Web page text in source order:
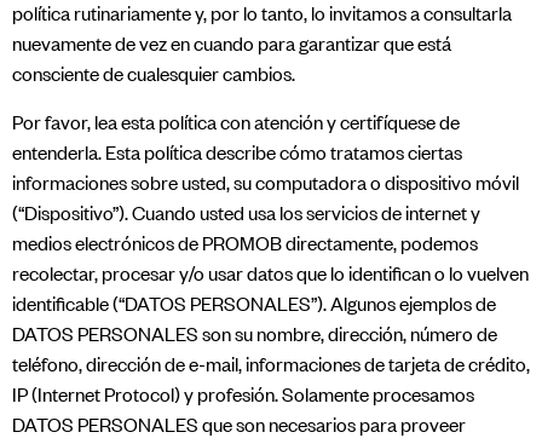
política rutinariamente y, por lo tanto, lo invitamos a consultarla
nuevamente de vez en cuando para garantizar que está
consciente de cualesquier cambios.
Por favor, lea esta política con atención y certifíquese de
entenderla. Esta política describe cómo tratamos ciertas
informaciones sobre usted, su computadora o dispositivo móvil
(“Dispositivo”). Cuando usted usa los servicios de internet y
medios electrónicos de PROMOB directamente, podemos
recolectar, procesar y/o usar datos que lo identifican o lo vuelven
identificable (“DATOS PERSONALES”). Algunos ejemplos de
DATOS PERSONALES son su nombre, dirección, número de
teléfono, dirección de e-mail, informaciones de tarjeta de crédito,
IP (Internet Protocol) y profesión. Solamente procesamos
DATOS PERSONALES que son necesarios para proveer